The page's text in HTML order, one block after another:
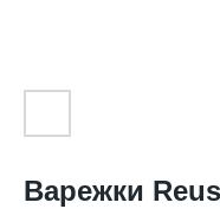
Варежки